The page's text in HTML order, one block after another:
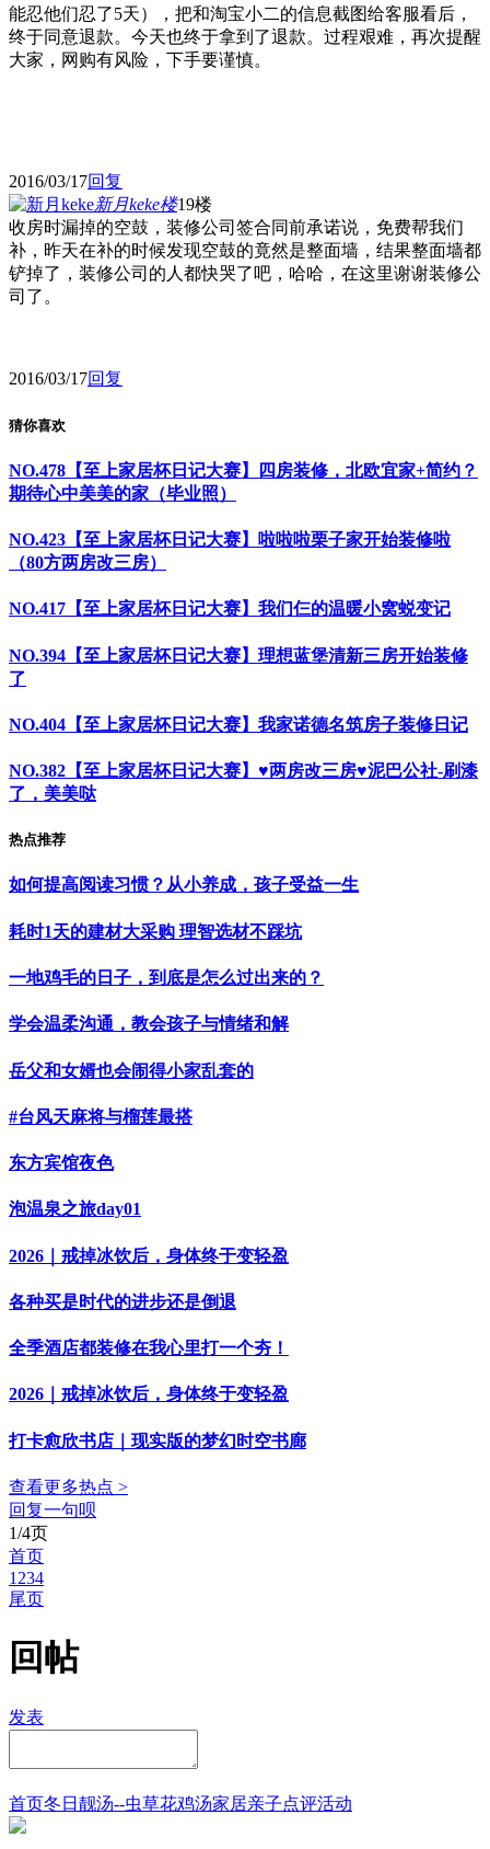
能忍他们忍了5天），把和淘宝小二的信息截图给客服看后，
终于同意退款。今天也终于拿到了退款。过程艰难，再次提醒
大家，网购有风险，下手要谨慎。
2016/03/17回复
新月keke楼19楼
收房时漏掉的空鼓，装修公司签合同前承诺说，免费帮我们
补，昨天在补的时候发现空鼓的竟然是整面墙，结果整面墙都
铲掉了，装修公司的人都快哭了吧，哈哈，在这里谢谢装修公
司了。
2016/03/17回复
猜你喜欢
NO.478【至上家居杯日记大赛】四房装修，北欧宜家+简约？
期待心中美美的家（毕业照）
NO.423【至上家居杯日记大赛】啦啦啦栗子家开始装修啦
（80方两房改三房）
NO.417【至上家居杯日记大赛】我们仨的温暖小窝蜕变记
NO.394【至上家居杯日记大赛】理想蓝堡清新三房开始装修
了
NO.404【至上家居杯日记大赛】我家诺德名筑房子装修日记
NO.382【至上家居杯日记大赛】♥两房改三房♥泥巴公社-刷漆
了，美美哒
热点推荐
如何提高阅读习惯？从小养成，孩子受益一生
耗时1天的建材大采购 理智选材不踩坑
一地鸡毛的日子，到底是怎么过出来的？
学会温柔沟通，教会孩子与情绪和解
岳父和女婿也会闹得小家乱套的
#台风天麻将与榴莲最搭
东方宾馆夜色
泡温泉之旅day01
2026｜戒掉冰饮后，身体终于变轻盈
各种买是时代的进步还是倒退
全季酒店都装修在我心里打一个夯！
2026｜戒掉冰饮后，身体终于变轻盈
打卡愈欣书店｜现实版的梦幻时空书廊
查看更多热点 >
回复一句呗
1/4页
首页
1 234
尾页
回帖
发表
首页冬日靓汤--虫草花鸡汤家居亲子点评活动